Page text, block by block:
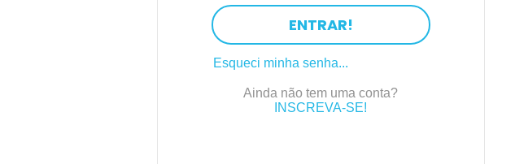
ENTRAR!
Esqueci minha senha...
Ainda não tem uma conta?
INSCREVA-SE!